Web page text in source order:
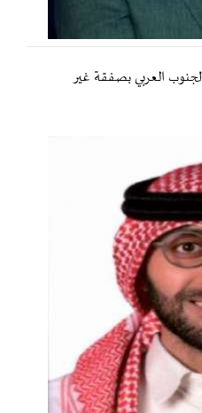
العربي بصفقة غير